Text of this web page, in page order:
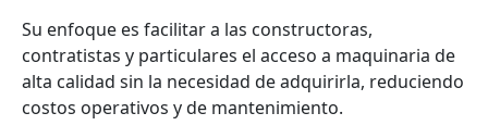
Su enfoque es facilitar a las constructoras,
contratistas y particulares el acceso a maquinaria de
alta calidad sin la necesidad de adquirirla, reduciendo
costos operativos y de mantenimiento.